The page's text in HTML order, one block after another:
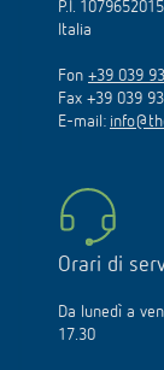
P.I.
Italia
Fon +39 039
Fax +39 039
E-mail:
Orari di
Da lunedì a
17.30